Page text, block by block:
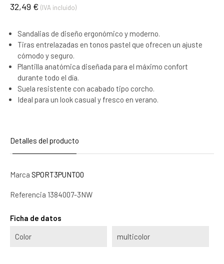
32,49 € (IVA incluido)
Sandalias de diseño ergonómico y moderno.
Tiras entrelazadas en tonos pastel que ofrecen un ajuste
cómodo y seguro.
Plantilla anatómica diseñada para el máximo confort
durante todo el día.
Suela resistente con acabado tipo corcho.
Ideal para un look casual y fresco en verano.
Detalles del producto
Marca SPORT3PUNTO0
Referencia 1384007-3NW
Ficha de datos
Color multicolor